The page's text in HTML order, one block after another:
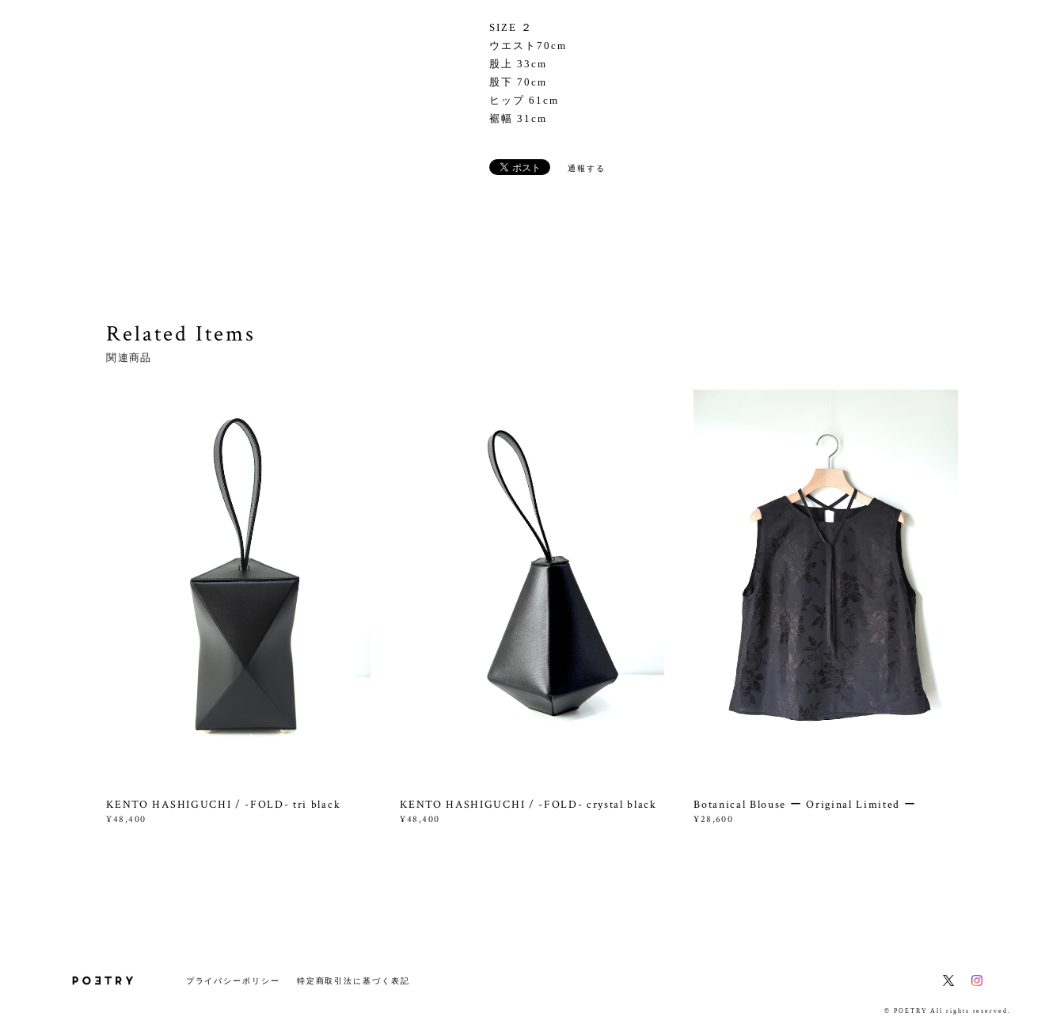
SIZE ２
ウエスト70cm
股上 33cm
股下 70cm
ヒップ 61cm
裾幅 31cm
通報する
Related Items
関連商品
KENTO HASHIGUCHI / -FOLD- tri black
¥48,400
KENTO HASHIGUCHI / -FOLD- crystal black
¥48,400
Botanical Blouse ー Original Limited ー
¥28,600
プライバシーポリシー 特定商取引法に基づく表記
© POETRY All rights reserved.